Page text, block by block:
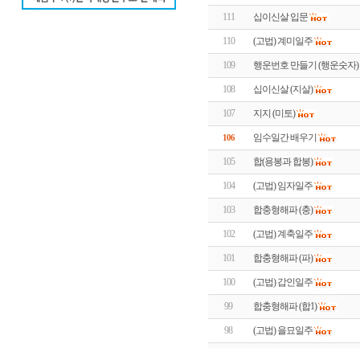
111 십이신살 입문
110 (고법) 계미일주
109 행운번호 만들기 (행운숫자)
108 십이신살 (지살)
107 지지 (미토)
106 임수일간 배우기
105 합(용봉과 합봉)
104 (고법) 임자일주
103 합충형해파 (충)
102 (고법) 계축일주
101 합충형해파 (파)
100 (고법) 갑인일주
99 합충형해파 (합1)
98 (고법) 을묘일주